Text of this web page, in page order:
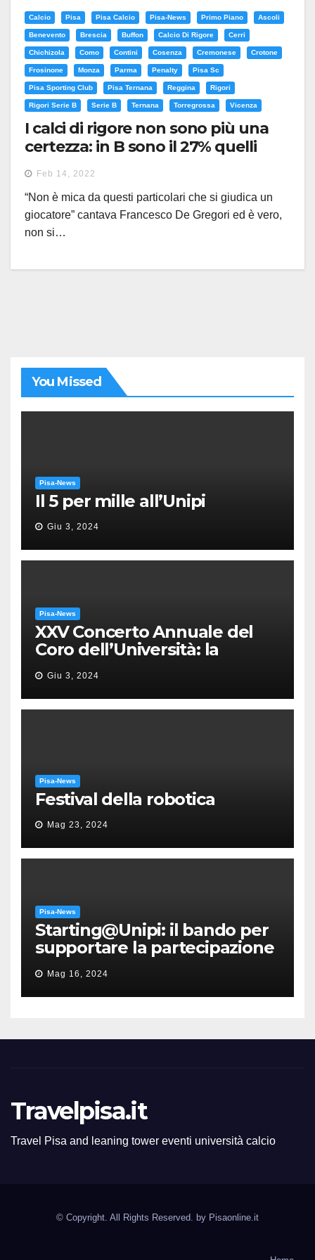
Calcio Pisa Pisa Calcio Pisa-News Primo Piano Ascoli
Benevento Brescia Buffon Calcio Di Rigore Cerri
Chichizola Como Contini Cosenza Cremonese Crotone
Frosinone Monza Parma Penalty Pisa Sc
Pisa Sporting Club Pisa Ternana Reggina Rigori
Rigori Serie B Serie B Ternana Torregrossa Vicenza
I calci di rigore non sono più una
certezza: in B sono il 27% quelli
sbagliati. Oltre al Pisa sono
Ternana, Cremonese e Frosinone
le squadre imprecise
Feb 14, 2022
“Non è mica da questi particolari che si giudica un
giocatore” cantava Francesco De Gregori ed è vero,
non si…
You Missed
Pisa-News
Il 5 per mille all’Unipi
Giu 3, 2024
Pisa-News
XXV Concerto Annuale del
Coro dell’Università: la
“Messa in gloria” di Giacomo
Puccini
Giu 3, 2024
Pisa-News
Festival della robotica
Mag 23, 2024
Pisa-News
Starting@Unipi: il bando per
supportare la partecipazione
all’ERC Starting Grant
Mag 16, 2024
Travelpisa.it
Travel Pisa and leaning tower eventi università calcio
© Copyright. All Rights Reserved. by Pisaonline.it